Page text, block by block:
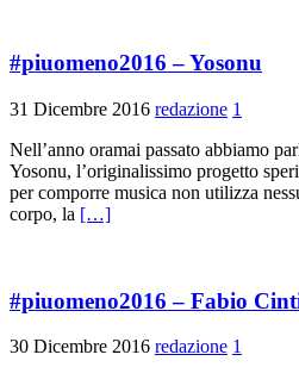
#piuomeno2016 – Yosonu
31 Dicembre 2016 redazione 1
Nell’anno oramai passato abbiamo
Yosonu, l’originalissimo progetto
per comporre musica non utilizza
corpo, la […]
#piuomeno2016 – Fabio
30 Dicembre 2016 redazione 1